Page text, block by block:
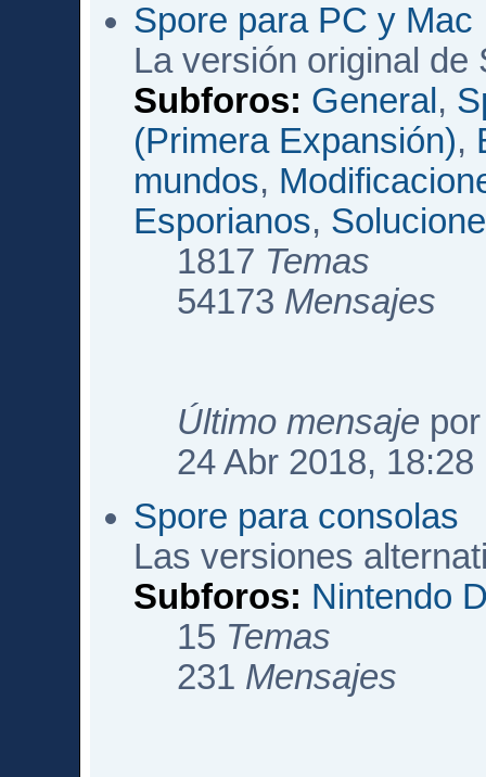
Spore para PC y Mac
La versión original de
Subforos: General ,
(Primera Expansión),
mundos,
Esporianos,
1817 Temas
54173 Mensajes
Último mensaje
24 Abr 2018, 18:28
Spore para consolas
Las versiones
Subforos: Nintendo
15 Temas
231 Mensajes